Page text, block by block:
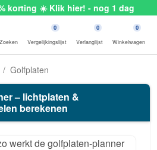
korting ☀️ Klik hier! - nog 1 dag
Zoeken
0
Vergelijkingslijst
0
Verlanglijst
0
Winkelwagen
Golfplaten
– lichtplaten &
berekenen